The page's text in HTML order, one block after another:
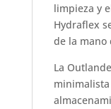
limpieza y
Hydraflex
de la mano
La